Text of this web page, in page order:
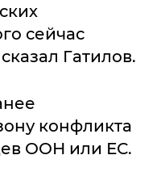
сейчас
Гатилов.
конфликта
ООН или ЕС.